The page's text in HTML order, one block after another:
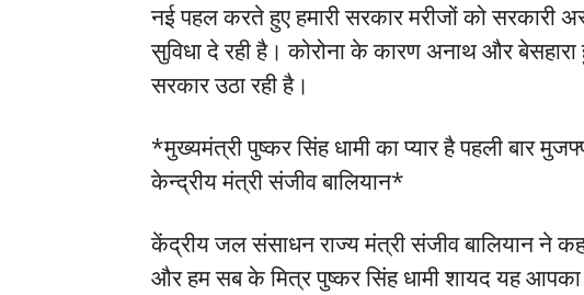
नई पहल करते हुए हमारी सरकार मरीजों को सरकारी
सुविधा दे रही है। कोरोना के कारण अनाथ और बेसहारा
सरकार उठा रही है।
*मुख्यमंत्री पुष्कर सिंह धामी का प्यार है पहली बार
केन्द्रीय मंत्री संजीव बालियान*
केंद्रीय जल संसाधन राज्य मंत्री संजीव बालियान ने
और हम सब के मित्र पुष्कर सिंह धामी शायद यह आपका